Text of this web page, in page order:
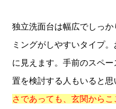
独立洗面台は幅広でしっ
ミングがしやすいタイプ。
に見えます。手前のスペ
置を検討する人もいると思
さであっても、玄関から